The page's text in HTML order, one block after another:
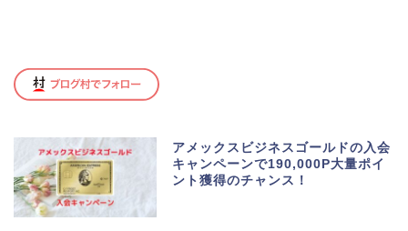
アメックスビジネスゴールドの入会
キャンペーンで190,000P大量ポイ
ント獲得のチャンス！